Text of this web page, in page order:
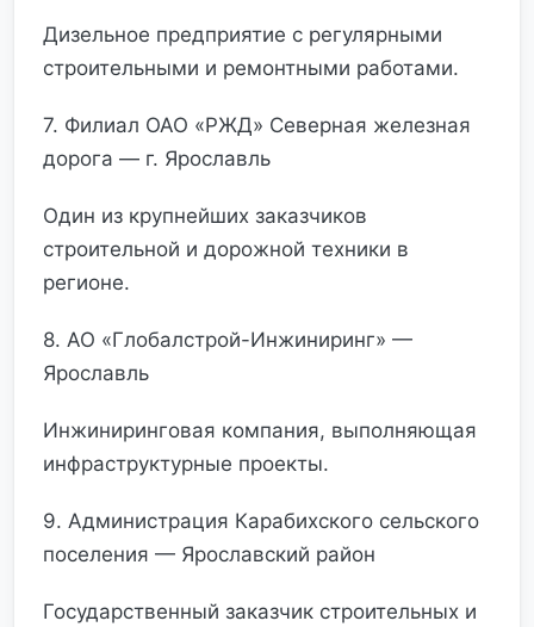
Дизельное предприятие с регулярными
строительными и ремонтными работами.
7. Филиал ОАО «РЖД» Северная железная
дорога — г. Ярославль
Один из крупнейших заказчиков
строительной и дорожной техники в
регионе.
8. АО «Глобалстрой-Инжиниринг» —
Ярославль
Инжиниринговая компания, выполняющая
инфраструктурные проекты.
9. Администрация Карабихского сельского
поселения — Ярославский район
Государственный заказчик строительных и